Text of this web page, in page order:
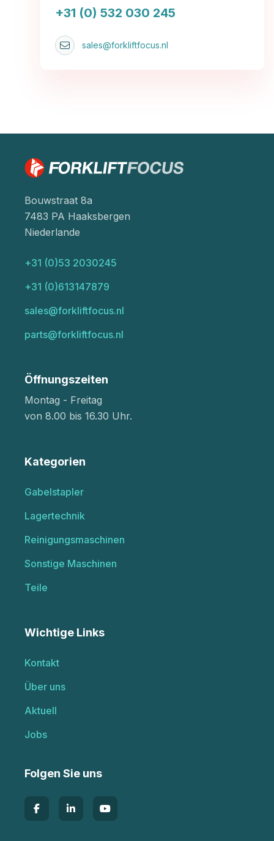
+31 (0) 532 030 245
sales@forkliftfocus.nl
Bouwstraat 8a
7483 PA Haaksbergen
Niederlande
+31 (0)53 2030245
+31 (0)613147879
sales@forkliftfocus.nl
parts@forkliftfocus.nl
Öffnungszeiten
Montag - Freitag
von 8.00 bis 16.30 Uhr.
Kategorien
Gabelstapler
Lagertechnik
Reinigungsmaschinen
Sonstige Maschinen
Teile
Wichtige Links
Kontakt
Über uns
Aktuell
Jobs
Folgen Sie uns